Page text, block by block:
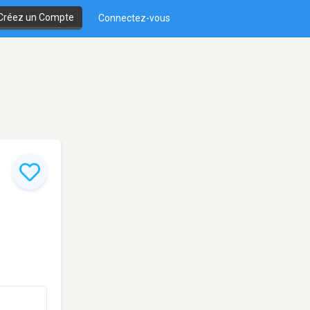
un Compte Connectez-vous